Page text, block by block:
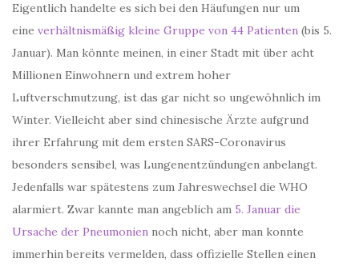
Eigentlich handelte es sich bei den Häufungen nur um
eine verhältnismäßig kleine Gruppe von 44 Patienten (bis 5.
Januar). Man könnte meinen, in einer Stadt mit über acht
Millionen Einwohnern und extrem hoher
Luftverschmutzung, ist das gar nicht so ungewöhnlich im
Winter. Vielleicht aber sind chinesische Ärzte aufgrund
ihrer Erfahrung mit dem ersten SARS-Coronavirus
besonders sensibel, was Lungenentzündungen anbelangt.
Jedenfalls war spätestens zum Jahreswechsel die WHO
alarmiert. Zwar kannte man angeblich am 5. Januar die
Ursache der Pneumonien noch nicht, aber man konnte
immerhin bereits vermelden, dass offizielle Stellen einen